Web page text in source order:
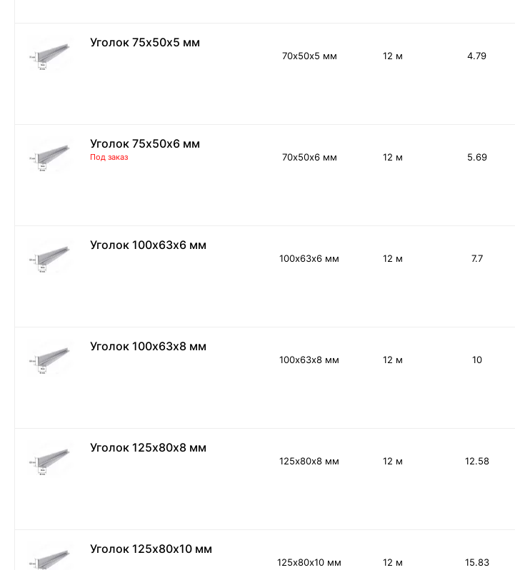
Уголок 75х50х5 мм
70х50х5 мм 12 м 4.79
Уголок 75х50х6 мм
Под заказ 70х50х6 мм 12 м 5.69
Уголок 100х63х6 мм
100х63х6 мм 12 м 7.7
Уголок 100х63х8 мм
100х63х8 мм 12 м 10
Уголок 125х80х8 мм
125х80х8 мм 12 м 12.58
Уголок 125х80х10 мм
125х80х10 мм 12 м 15.83